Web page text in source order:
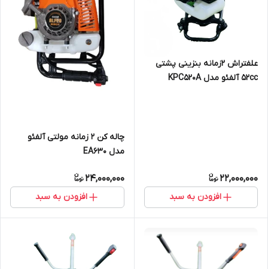
علفتراش 2زمانه بنزینی پشتی
52cc آلفئو مدل KPC520A
22,000,000
افزودن به سبد
چاله کن 2 زمانه مولتی آلفئو
مدل EA630
24,000,000
افزودن به سبد